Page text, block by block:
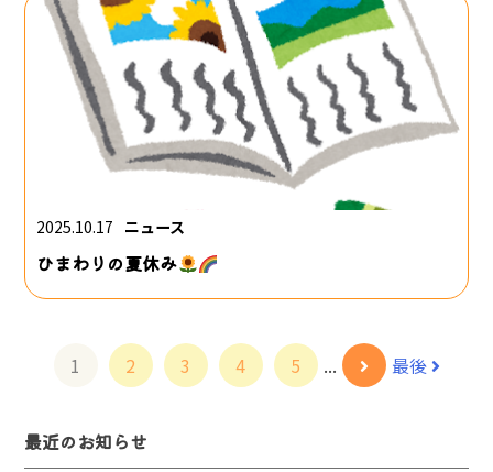
2025.10.17 ニュース
ひまわりの夏休み
1 2 3 4 5 ... 最後
最近のお知らせ